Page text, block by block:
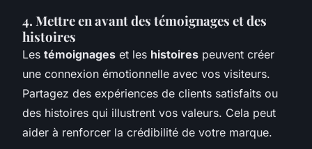
4. Mettre en avant des témoignages et des
histoires
Les témoignages et les histoires peuvent créer
une connexion émotionnelle avec vos visiteurs.
Partagez des expériences de clients satisfaits ou
des histoires qui illustrent vos valeurs. Cela peut
aider à renforcer la crédibilité de votre marque.